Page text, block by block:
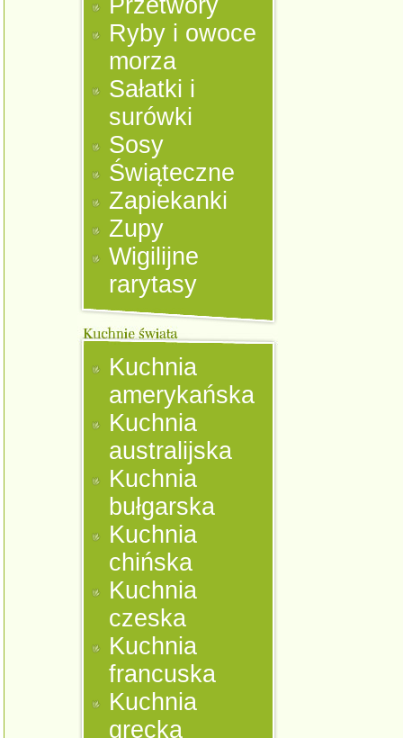
Przetwory
Ryby i owoce
morza
Sałatki i
surówki
Sosy
Świąteczne
Zapiekanki
Zupy
Wigilijne
rarytasy
Kuchnia
amerykańska
Kuchnia
australijska
Kuchnia
bułgarska
Kuchnia
chińska
Kuchnia
czeska
Kuchnia
francuska
Kuchnia
grecka